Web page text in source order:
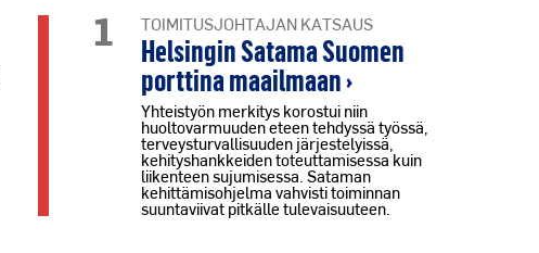
1 TOIMITUSJOHTAJAN KATSAUS
Helsingin Satama Suomen
porttina maailmaan ›
Yhteistyön merkitys korostui niin
huoltovarmuuden eteen tehdyssä työssä,
terveysturvallisuuden järjestelyissä,
kehityshankkeiden toteuttamisessa kuin
liikenteen sujumisessa. Sataman
kehittämisohjelma vahvisti toiminnan
suuntaviivat pitkälle tulevaisuuteen.